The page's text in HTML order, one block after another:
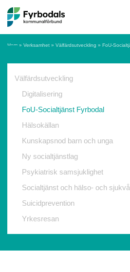
Meny
Hem » Verksamhet » Välfärdsutveckling » FoU-
Välfärdsutveckling
Digitalisering
FoU-Socialtjänst Fyrbodal
Hälsokällan
Kunskapsnod barn och unga
Ny socialtjänstlag
Psykiatrisk samsjuklighet
Socialtjänst och hälso- och
Suicidprevention
Yrkesresan